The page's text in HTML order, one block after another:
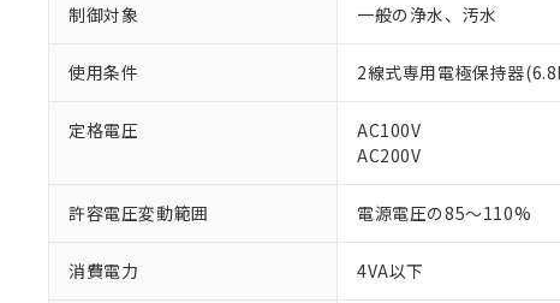
制御対象 一般の浄水、汚水
使用条件 2線式専用電極保持器
定格電圧
AC100V
AC200V
許容電圧変動範囲 電源電圧の85～110%
消費電力 4VA以下
ご利用条件
※1 対応状況
対応済み：EU
対応予定：EU RoHS
対応予定なし：EU
非該当品：ライセン
仕入先様の事情によ
※1 中国RoHS○×